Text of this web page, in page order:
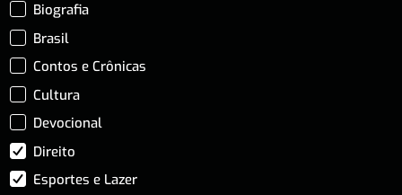
Biografia
Brasil
Contos e Crônicas
Cultura
Devocional
Direito
Esportes e Lazer